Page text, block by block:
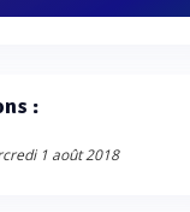
:
1 août 2018